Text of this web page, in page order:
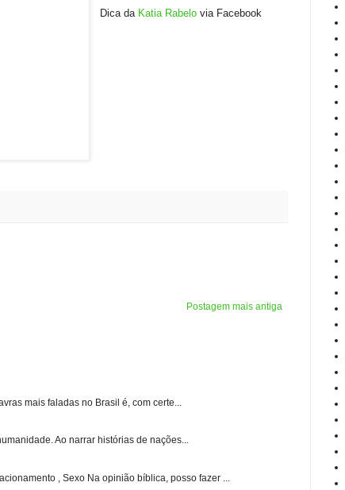
Dica da Katia Rabelo via Facebook
Postagem mais antiga
mais faladas no Brasil é, com certe...
Ao narrar histórias de nações...
, Sexo Na opinião bíblica, posso fazer ...